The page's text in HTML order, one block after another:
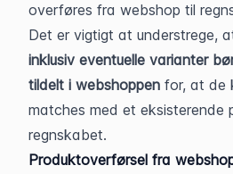
overføres fra webshop til
Det er vigtigt at understrege,
inklusiv eventuelle varianter
tildelt i webshoppen for, at de
matches med et eksisterende
regnskabet.
Produktoverførsel fra